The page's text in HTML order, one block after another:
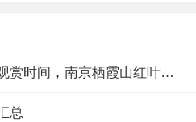
2022南京栖霞山红叶最佳观赏时间，南京栖霞山红叶红了吗?
总